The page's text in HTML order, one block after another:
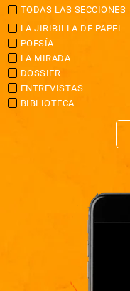
TODAS LAS SECCIONES
LA JIRIBILLA DE PAPEL
POESÍA
LA MIRADA
DOSSIER
ENTREVISTAS
BIBLIOTECA